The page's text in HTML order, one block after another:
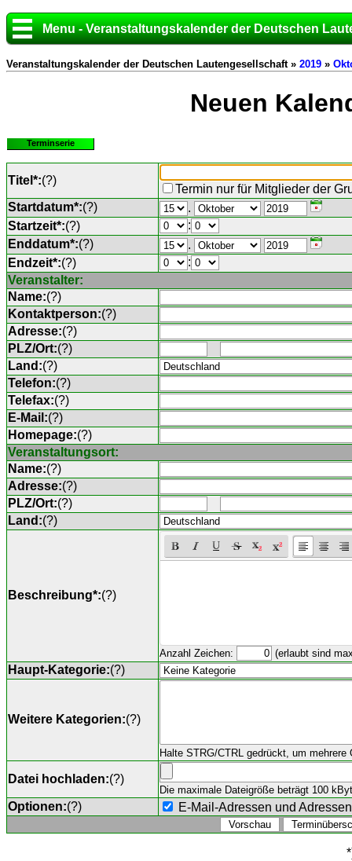
Menu - Veranstaltungskalender der Deutschen
Veranstaltungskalender der Deutschen Lautengesellschaft » 2019 »
Neuen
Terminserie
Titel*:(?)
Termin nur für Mitglieder der
Startdatum*:(?)
.
Startzeit*:(?)
:
Enddatum*:(?)
.
Endzeit*:(?)
:
Veranstalter:
Name:(?)
Kontaktperson:(?)
Adresse:(?)
PLZ/Ort:(?)
Land:(?)
Telefon:(?)
Telefax:(?)
E-Mail:(?)
Homepage:(?)
Veranstaltungsort:
Name:(?)
Adresse:(?)
PLZ/Ort:(?)
Land:(?)
Beschreibung*:(?)
Anzahl Zeichen: (erlaubt sind
Haupt-Kategorie:(?)
Weitere Kategorien:(?)
Halte STRG/CTRL gedrückt, um mehrere
Datei hochladen:(?)
Die maximale Dateigröße beträgt 100
Optionen:(?) E-Mail-Adressen und